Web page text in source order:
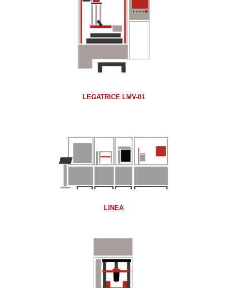
LEGATRICE LMV-01
LINEA